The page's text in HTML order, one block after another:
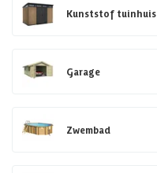
Kunststof tuinhuis
Garage
Zwembad